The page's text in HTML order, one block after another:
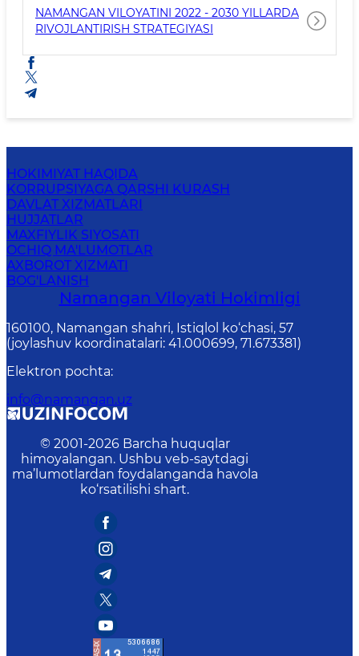
NAMANGAN VILOYATINI 2022 - 2030 YILLARDA
RIVOJLANTIRISH STRATEGIYASI
HOKIMIYAT HAQIDA
KORRUPSIYAGA QARSHI KURASH
DAVLAT XIZMATLARI
HUJJATLAR
MAXFIYLIK SIYOSATI
OCHIQ MA'LUMOTLAR
AXBOROT XIZMATI
BOG'LANISH
Namangan Vilоyati Hоkimligi
160100, Nаmаngаn shаhri, Istiqlol ko‘chаsi, 57
(joylashuv koordinatalari: 41.000699, 71.673381)
Elektron pochta:
info@namangan.uz
© 2001-2026 Barcha huquqlar
himoyalangan. Ushbu veb-saytdagi
ma’lumotlardan foydalanganda havola
ko‘rsatilishi shart.